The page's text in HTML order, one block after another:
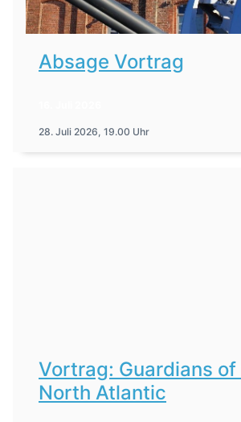
Absage Vortrag
28. Juli 2026, 19.00 Uhr
Vortrag: Guardians of
North Atlantic